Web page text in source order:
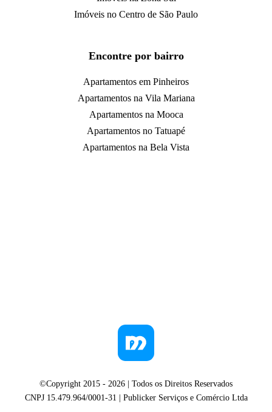
Imóveis no Centro de São Paulo
Encontre por bairro
Apartamentos em Pinheiros
Apartamentos na Vila Mariana
Apartamentos na Mooca
Apartamentos no Tatuapé
Apartamentos na Bela Vista
©Copyright 2015 - 2026 | Todos os Direitos Reservados
CNPJ 15.479.964/0001-31 | Publicker Serviços e Comércio Ltda